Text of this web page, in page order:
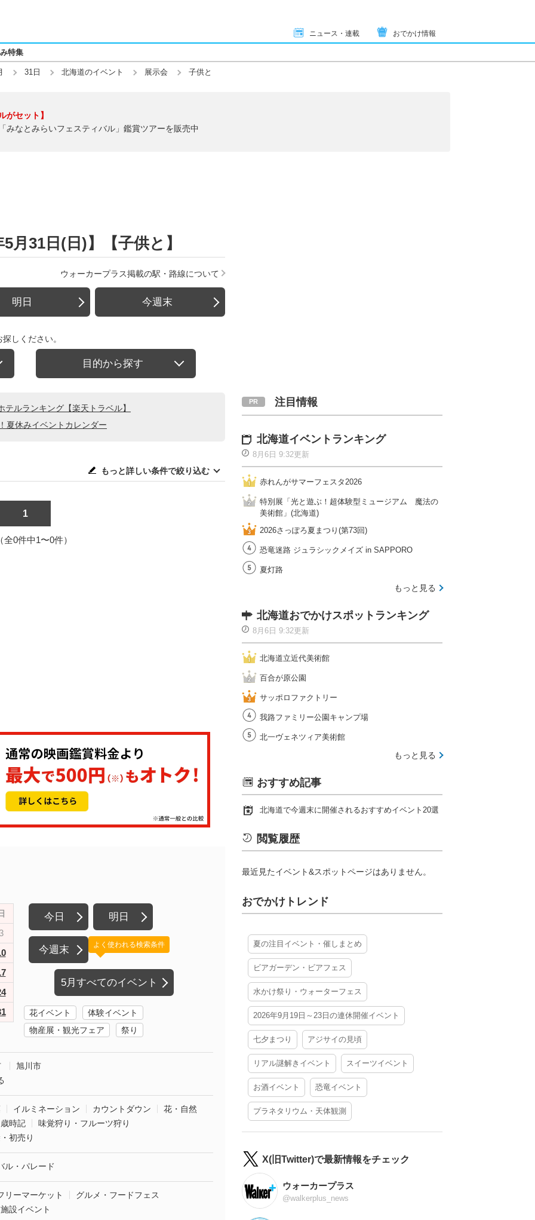
ニュース・連載 おでかけ情報
特集
31日 北海道のイベント 展示会 子供と
がセット】
みなとみらいフェスティバル」鑑賞ツアーを販売中
月31日(日)】【子供と】
ウォーカープラス掲載の駅・路線について
明日 今週末
しください。
目的から探す
ルランキング【楽天トラベル】
夏休みイベントカレンダー
もっと詳しい条件で絞り込む
1
全0件中1〜0件）
今日 明日
今週末
5月すべてのイベント
よく使われる検索条件
花イベント
体験イベント
物産展・観光フェア
祭り
旭川市
イルミネーション カウントダウン
花・自然
時記
味覚狩り・フルーツ狩り
初売り
ル・パレード
リーマーケット
グルメ・フードフェス
設イベント
注目情報
北海道イベントランキング
8月6日 9:32更新
赤れんがサマーフェスタ2026
特別展「光と遊ぶ！超体験型ミュージアム 魔法の
美術館」(北海道)
2026さっぽろ夏まつり(第73回)
恐竜迷路 ジュラシックメイズ in SAPPORO
夏灯路
もっと見る
北海道おでかけスポットランキング
8月6日 9:32更新
北海道立近代美術館
百合が原公園
サッポロファクトリー
我路ファミリー公園キャンプ場
北一ヴェネツィア美術館
もっと見る
おすすめ記事
北海道で今週末に開催されるおすすめイベント20選
閲覧履歴
最近見たイベント&スポットページはありません。
おでかけトレンド
夏の注目イベント・催しまとめ
ビアガーデン・ビアフェス
水かけ祭り・ウォーターフェス
2026年9月19日～23日の連休開催イベント
七夕まつり アジサイの見頃
リアル謎解きイベント スイーツイベント
お酒イベント 恐竜イベント
プラネタリウム・天体観測
X(旧Twitter)で最新情報をチェック
ウォーカープラス
@walkerplus_news